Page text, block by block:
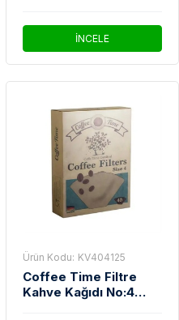
İNCELE
Ürün Kodu: KV404125
Coffee Time Filtre
Kahve Kağıdı No:4